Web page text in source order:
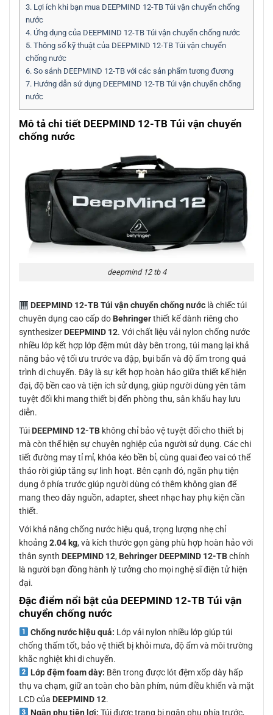
3. Lợi ích khi bạn mua DEEPMIND 12-TB Túi vận chuyển chống
nước
4. Ứng dụng của DEEPMIND 12-TB Túi vận chuyển chống nước
5. Thông số kỹ thuật của DEEPMIND 12-TB Túi vận chuyển
chống nước
6. So sánh DEEPMIND 12-TB với các sản phẩm tương đương
7. Hướng dẫn sử dụng DEEPMIND 12-TB Túi vận chuyển chống
nước
Mô tả chi tiết DEEPMIND 12-TB Túi vận chuyển
chống nước
deepmind 12 tb 4
DEEPMIND 12-TB Túi vận chuyển chống nướclà chiếc túi
chuyên dụng cao cấp do Behringerthiết kế dành riêng cho
synthesizer DEEPMIND 12. Với chất liệu vải nylon chống nước
nhiều lớp kết hợp lớp đệm mút dày bên trong, túi mang lại khả
năng bảo vệ tối ưu trước va đập, bụi bẩn và độ ẩm trong quá
trình di chuyển. Đây là sự kết hợp hoàn hảo giữa thiết kế hiện
đại, độ bền cao và tiện ích sử dụng, giúp người dùng yên tâm
tuyệt đối khi mang thiết bị đến phòng thu, sân khấu hay lưu
diễn.
Túi DEEPMIND 12-TB không chỉ bảo vệ tuyệt đối cho thiết bị
mà còn thể hiện sự chuyên nghiệp của người sử dụng. Các chi
tiết đường may tỉ mỉ, khóa kéo bền bỉ, cùng quai đeo vai có thể
tháo rời giúp tăng sự linh hoạt. Bên cạnh đó, ngăn phụ tiện
dụng ở phía trước giúp người dùng có thêm không gian để
mang theo dây nguồn, adapter, sheet nhạc hay phụ kiện cần
thiết.
Với khả năng chống nước hiệu quả, trọng lượng nhẹ chỉ
khoảng 2.04 kg, và kích thước gọn gàng phù hợp hoàn hảo với
thân synth DEEPMIND 12, Behringer DEEPMIND 12-TBchính
là người bạn đồng hành lý tưởng cho mọi nghệ sĩ điện tử hiện
đại.
Đặc điểm nổi bật của DEEPMIND 12-TB Túi vận
chuyển chống nước
Chống nước hiệu quả: Lớp vải nylon nhiều lớp giúp túi
chống thấm tốt, bảo vệ thiết bị khỏi mưa, độ ẩm và môi trường
khắc nghiệt khi di chuyển.
Lớp đệm foam dày: Bên trong được lót đệm xốp dày hấp
thụ va chạm, giữ an toàn cho bàn phím, núm điều khiển và mặt
LCD của DEEPMIND 12.
Ngăn phụ tiện lợi: Túi được trang bị ngăn phụ phía trước,